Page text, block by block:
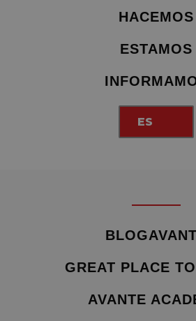
HACEMOS
ESTAMOS
ES
GREAT PLACE
AVANTE